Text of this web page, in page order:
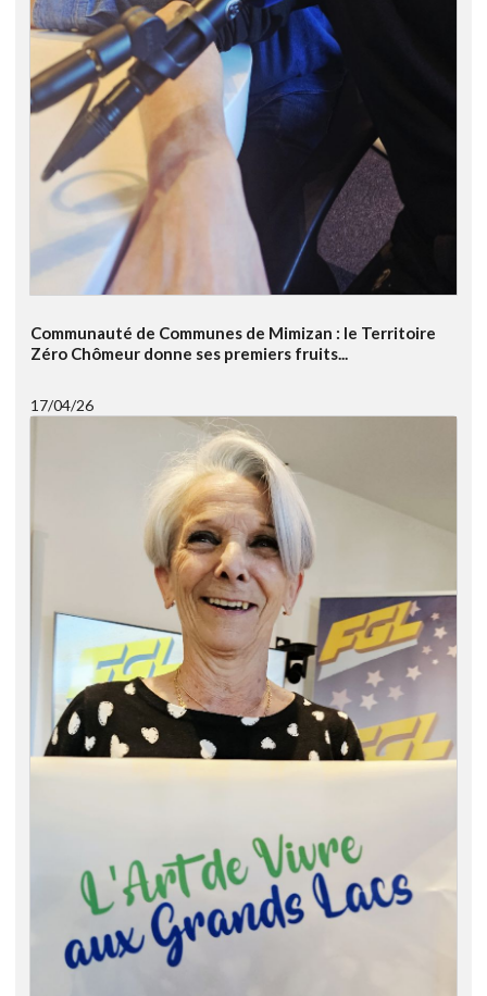
Communauté de Communes de Mimizan : le Territoire
Zéro Chômeur donne ses premiers fruits...
17/04/26